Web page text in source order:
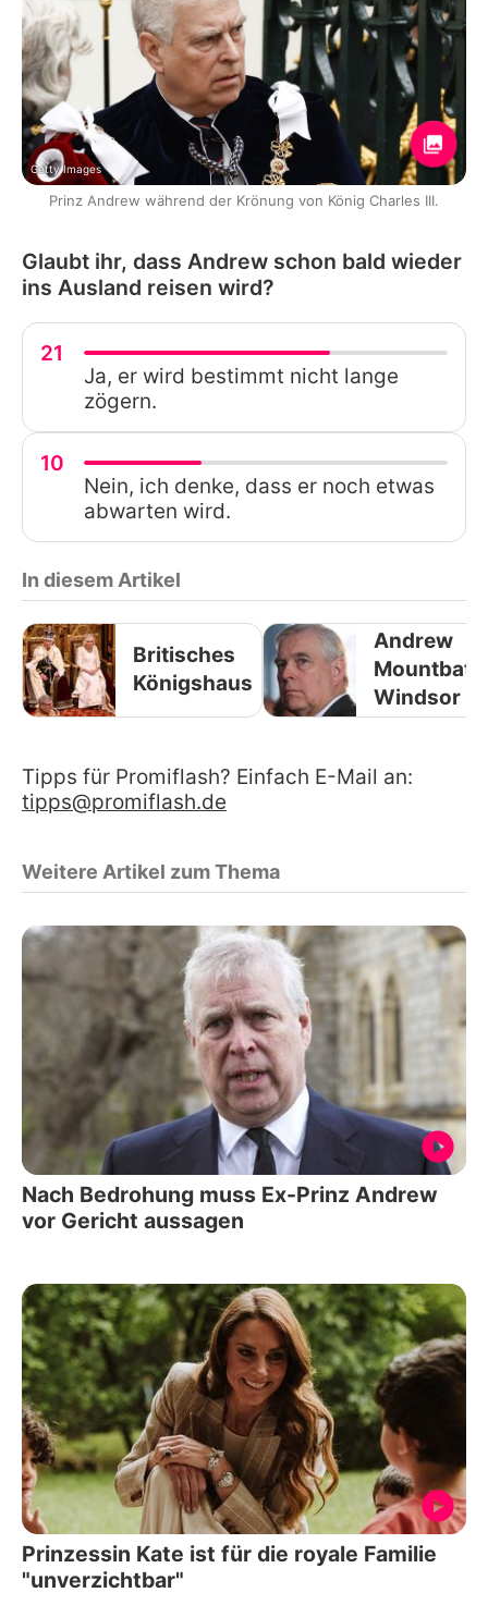
Getty Images
Prinz Andrew während der Krönung von König Charles III.
Glaubt ihr, dass Andrew schon bald wieder
ins Ausland reisen wird?
21
Ja, er wird bestimmt nicht lange
zögern.
10
Nein, ich denke, dass er noch etwas
abwarten wird.
In diesem Artikel
Britisches
Königshaus
Andrew
Windsor
Tipps für Promiflash? Einfach E-Mail an:
tipps@promiflash.de
Weitere Artikel zum Thema
Nach Bedrohung muss Ex-Prinz Andrew
vor Gericht aussagen
Prinzessin Kate ist für die royale Familie
"unverzichtbar"